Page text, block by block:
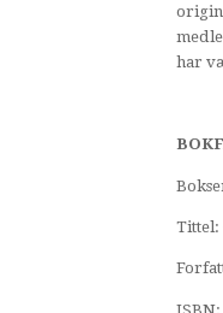
har
Tittel: